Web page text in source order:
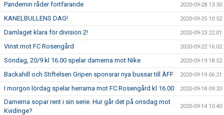
Pandemin råder fortfarande 2020-09-28 13:30
KANELBULLENS DAG! 2020-09-25 10:52
Damlaget klara för division 2! 2020-09-23 22:01
Vinst mot FC Rosengård 2020-09-22 16:02
Söndag, 20/9 kl 16.00 spelar damerna mot Nike 2020-09-19 18:52
Backahill och Stiftelsen Gripen sponsrar nya bussar till ÄFF 2020-09-19 06:21
I morgon lördag spelar herrarna mot FC Rosengård kl 16.00 2020-09-18 09:33
Damerna sopar rent i sin serie. Hur går det på onsdag mot
Kvidinge?
2020-09-14 10:40